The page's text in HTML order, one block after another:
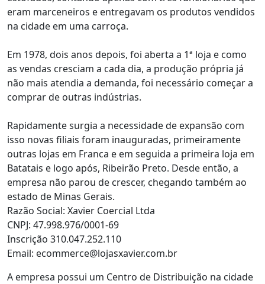
eram marceneiros e entregavam os produtos vendidos
na cidade em uma carroça.
Em 1978, dois anos depois, foi aberta a 1ª loja e como
as vendas cresciam a cada dia, a produção própria já
não mais atendia a demanda, foi necessário começar a
comprar de outras indústrias.
Rapidamente surgia a necessidade de expansão com
isso novas filiais foram inauguradas, primeiramente
outras lojas em Franca e em seguida a primeira loja em
Batatais e logo após, Ribeirão Preto. Desde então, a
empresa não parou de crescer, chegando também ao
estado de Minas Gerais.
Razão Social: Xavier Coercial Ltda
CNPJ: 47.998.976/0001-69
Inscrição 310.047.252.110
Email: ecommerce@lojasxavier.com.br
A empresa possui um Centro de Distribuição na cidade